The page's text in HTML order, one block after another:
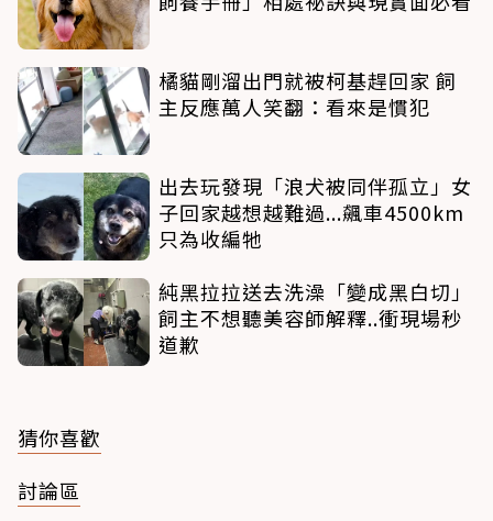
橘貓剛溜出門就被柯基趕回家 飼
主反應萬人笑翻：看來是慣犯
出去玩發現「浪犬被同伴孤立」女
子回家越想越難過...飆車4500km
只為收編牠
純黑拉拉送去洗澡「變成黑白切」
飼主不想聽美容師解釋..衝現場秒
道歉
猜你喜歡
討論區